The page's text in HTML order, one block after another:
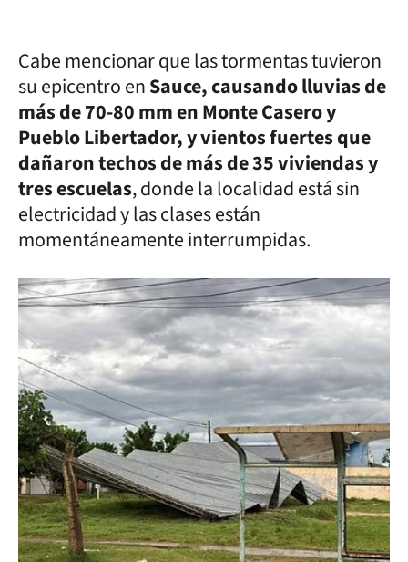
Cabe mencionar que las tormentas tuvieron
su epicentro enSauce, causando lluvias de
más de 70-80 mm en Monte Casero y
Pueblo Libertador, y vientos fuertes que
dañaron techos de más de 35 viviendas y
tres escuelas, donde la localidad está sin
electricidad y las clases están
momentáneamente interrumpidas.